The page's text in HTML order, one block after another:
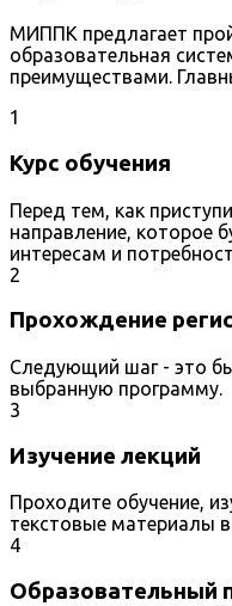
МИППК предлагает
образовательная
преимуществами.
1
Курс обучения
Перед тем, как
направление, которое
интересам и
2
Прохождение
Следующий шаг - это
выбранную программу.
3
Изучение лекций
Проходите обучение,
текстовые материалы
4
Образовательный